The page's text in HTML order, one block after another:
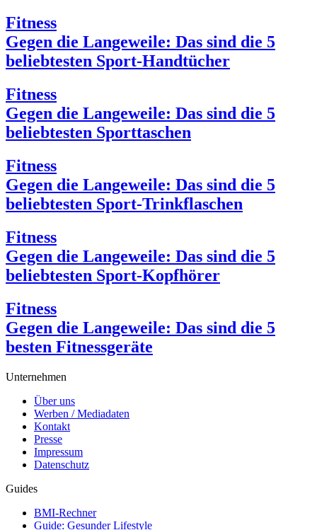
Fitness
Gegen die Langeweile: Das sind die 5
beliebtesten Sport-Handtücher
Fitness
Gegen die Langeweile: Das sind die 5
beliebtesten Sporttaschen
Fitness
Gegen die Langeweile: Das sind die 5
beliebtesten Sport-Trinkflaschen
Fitness
Gegen die Langeweile: Das sind die 5
beliebtesten Sport-Kopfhörer
Fitness
Gegen die Langeweile: Das sind die 5
besten Fitnessgeräte
Unternehmen
Über uns
Werben / Mediadaten
Kontakt
Presse
Impressum
Datenschutz
Guides
BMI-Rechner
Guide: Gesunder Lifestyle